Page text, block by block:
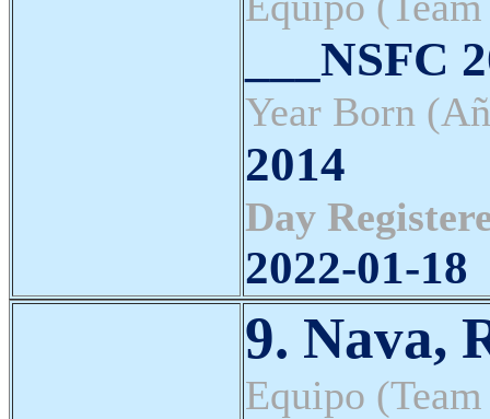
___NSFC
Year Born
2014
Day
2022-01-18
9. Nava,
Equipo